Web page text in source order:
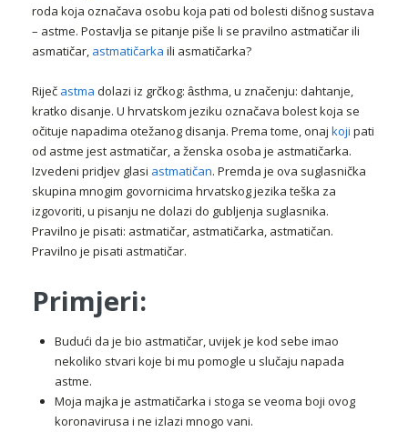
roda koja označava osobu koja pati od bolesti dišnog sustava
– astme. Postavlja se pitanje piše li se pravilno astmatičar ili
asmatičar, astmatičarka ili asmatičarka?
Riječ astma dolazi iz grčkog: ȃsthma, u značenju: dahtanje,
kratko disanje. U hrvatskom jeziku označava bolest koja se
očituje napadima otežanog disanja. Prema tome, onaj koji pati
od astme jest astmatičar, a ženska osoba je astmatičarka.
Izvedeni pridjev glasi astmatičan. Premda je ova suglasnička
skupina mnogim govornicima hrvatskog jezika teška za
izgovoriti, u pisanju ne dolazi do gubljenja suglasnika.
Pravilno je pisati: astmatičar, astmatičarka, astmatičan.
Pravilno je pisati astmatičar.
Primjeri:
Budući da je bio astmatičar, uvijek je kod sebe imao
nekoliko stvari koje bi mu pomogle u slučaju napada
astme.
Moja majka je astmatičarka i stoga se veoma boji ovog
koronavirusa i ne izlazi mnogo vani.